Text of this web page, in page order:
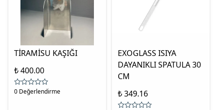
TİRAMİSU KAŞIĞI
₺ 400.00
0 Değerlendirme
EXOGLASS ISIYA
DAYANIKLI SPATULA 30
CM
₺ 349.16